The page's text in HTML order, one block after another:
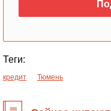
Теги:
кредит Тюмень